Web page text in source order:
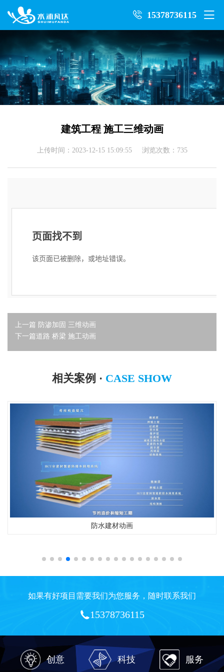
15378736115
建筑工程 施工三维动画
上传时间：2023-12-15 15:09:55 浏览次数：735
上一篇 防渗加固 三维动画
下一篇道路 桥梁 施工动画
相关案例 · CASE SHOW
防水建材动画
如果有好项目需要我们为您服务，随时联系我们
15378736115
创意 科技 服务